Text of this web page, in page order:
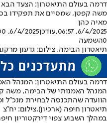
דרמה בעולם התיאטרון: הצעד
משה קפטן, שמסיים את תפקידו בסוף שנת 2025 לאחר תשע שנים בתפקיד, נבחר לעמוד בראש תיאטרון חיפה • הוא
מאיה כהן
6/4/2025, 06:57
,עודכן6/4/2025, 07:00
0השמעה
תיאטרון הבימה. צילום: גדעון
דרמה בעולם התיאטרון: המנהל
המנהל האמנותי של הבימה, משה
הוועדה שהתכנסה לבחירת מנכ"ל
תיאטרון חיפה (ארכיון),צילום: יח"צ
במהלך השבוע צפוי דירקטוריון